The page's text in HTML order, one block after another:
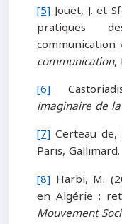
[5]Jouët, J. et
pratiques
communication
communication,
[6]
imaginaire de
[7] Certeau de,
Paris, Gallimard.
[8] Harbi, M.
en Algérie :
Mouvement